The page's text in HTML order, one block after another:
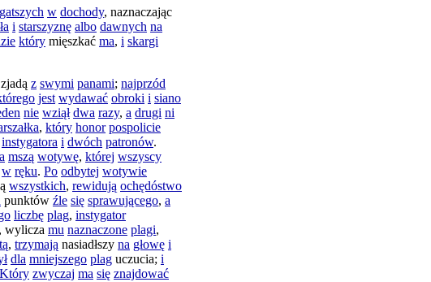
w dochody, naznaczając
i starszyznę albo dawnych na
który mięszkać ma, i skargi
zjadą z swymi panami; najprzód
jest wydawać obroki i siano
nie wziął dwa razy, a drugi ni
, który honor pospolicie
instygatora i dwóch patronów.
mszą wotywę, której wszyscy
w ręku. Po odbytej wotywie
wszystkich, rewidują ochędóstwo
punktów źle się sprawującego, a
liczbę plag, instygator
, wylicza mu naznaczone plagi,
, trzymają nasiadłszy na głowę i
dla mniejszego plag uczucia; i
Który zwyczaj ma się znajdować